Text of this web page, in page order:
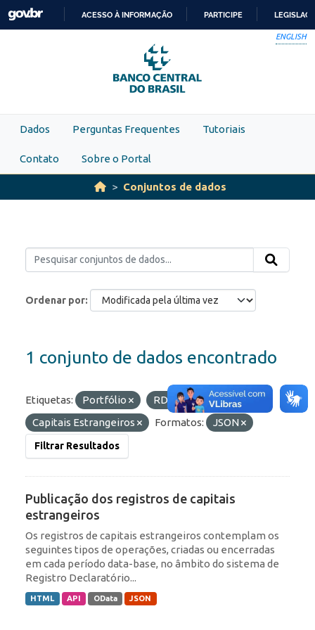
Skip to main content
PARA
O
CONTEÚDO
ACESSO À INFORMAÇÃO PARTICIPE
ENGLISH
Dados Perguntas Frequentes Tutoriais
Contato Sobre o Portal
Conjuntos de dados
Ordenar por
1 conjunto de dados encontrado
Etiquetas: Portfólio RDE
IED
Capitais Estrangeiros
Formatos: JSON
Filtrar Resultados
Publicação dos registros de capitais
estrangeiros
Os registros de capitais estrangeiros contemplam os
seguintes tipos de operações, criadas ou encerradas
em cada período data-base, no âmbito do sistema de
Registro Declaratório...
HTML API OData JSON